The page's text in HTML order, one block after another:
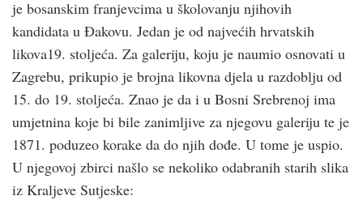
je bosanskim franjevcima u školovanju njihovih
kandidata u Đakovu. Jedan je od najvećih hrvatskih
likova19. stoljeća. Za galeriju, koju je naumio osnovati u
Zagrebu, prikupio je brojna likovna djela u razdoblju od
15. do 19. stoljeća. Znao je da i u Bosni Srebrenoj ima
umjetnina koje bi bile zanimljive za njegovu galeriju te je
1871. poduzeo korake da do njih dođe. U tome je uspio.
U njegovoj zbirci našlo se nekoliko odabranih starih slika
iz Kraljeve Sutjeske: